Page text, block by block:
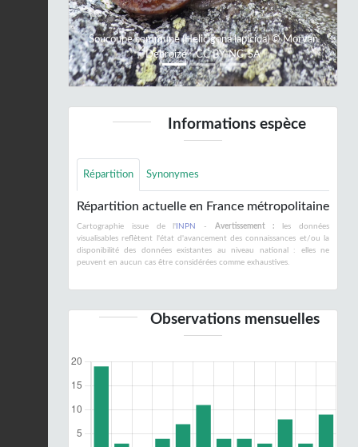
Soucoupe commune (Helicigona lapicida) © Morvan
Debroize - CC BY-NC-SA
Informations espèce
Répartition Synonymes
Répartition actuelle en France métropolitaine
Cartographie issue de l' INPN - Avertissement : les données
visualisables reflètent l'état d'avancement des connaissances et/ou la
disponibilité des données existantes au niveau national : elles ne
peuvent en aucun cas être considérées comme exhaustives.
Observations mensuelles